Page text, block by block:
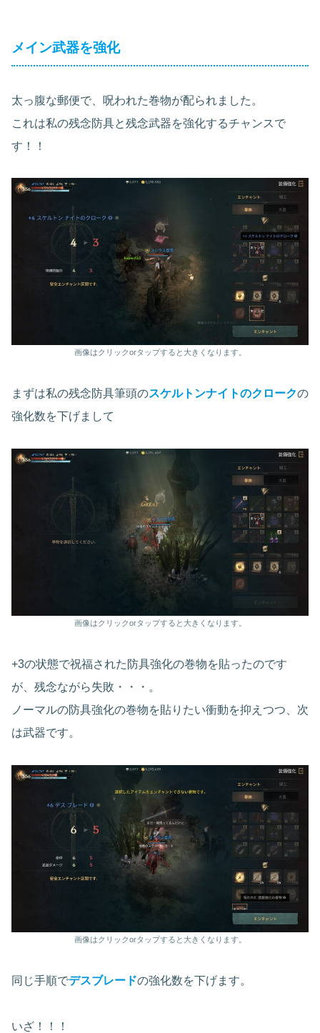
メイン武器を強化
太っ腹な郵便で、呪われた巻物が配られました。
これは私の残念防具と残念武器を強化するチャンスで
す！！
画像はクリックorタップすると大きくなります。
まずは私の残念防具筆頭のスケルトンナイトのクロークの
強化数を下げまして
画像はクリックorタップすると大きくなります。
+3の状態で祝福された防具強化の巻物を貼ったのです
が、残念ながら失敗・・・。
ノーマルの防具強化の巻物を貼りたい衝動を抑えつつ、次
は武器です。
画像はクリックorタップすると大きくなります。
同じ手順でデスブレードの強化数を下げます。
いざ！！！